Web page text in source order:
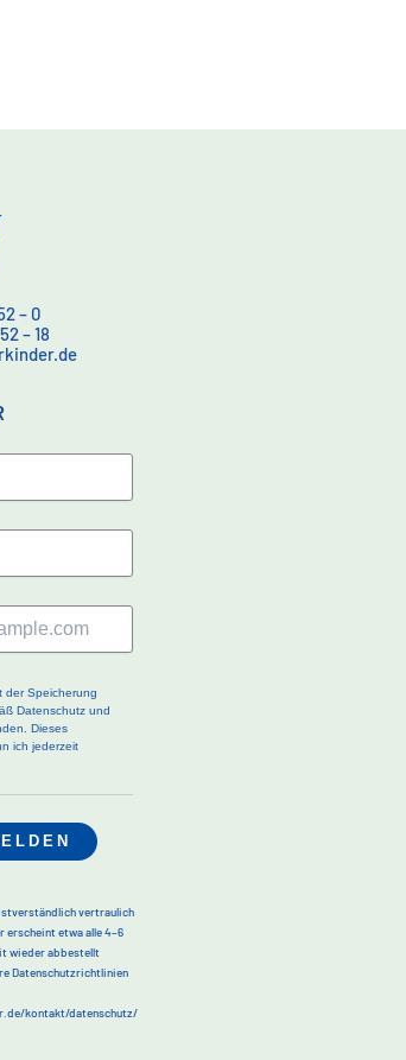
– 0
– 18
der Speicherung
Datenschutz und
Dieses
ich jederzeit
vertraulich
erscheint etwa alle 4–6
wieder abbestellt
Datenschutzrichtlinien
kontakt/datenschutz/